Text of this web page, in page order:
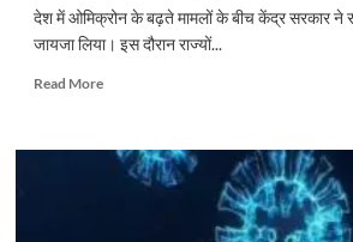
कितने
केस
देश में ओमिक्रोन के बढ़ते मामलों के बीच केंद्र सरकार ने
जायजा लिया। इस दौरान राज्यों...
Read MoreRead
ओमिक्रोन: